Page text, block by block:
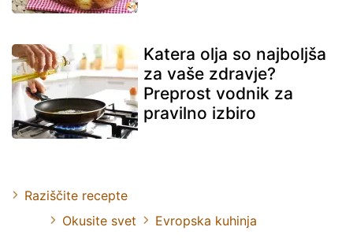
Katera olja so najboljša
za vaše zdravje?
Preprost vodnik za
pravilno izbiro
Raziščite recepte
Okusite svet
Evropska kuhinja